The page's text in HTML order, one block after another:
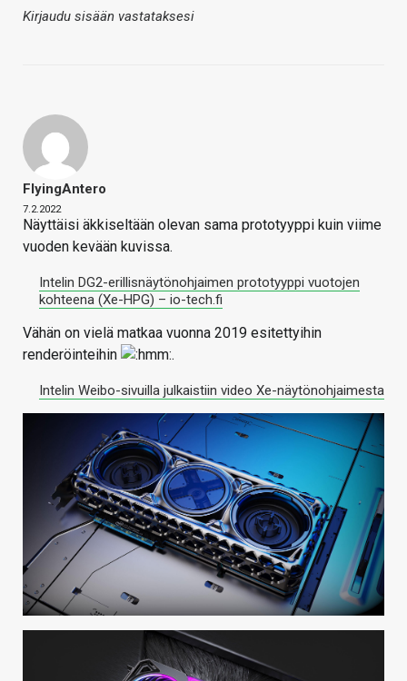
Kirjaudu sisään vastataksesi
FlyingAntero
7.2.2022
Näyttäisi äkkiseltään olevan sama prototyyppi kuin viime
vuoden kevään kuvissa.
Intelin DG2-erillisnäytönohjaimen prototyyppi vuotojen
kohteena (Xe-HPG) – io-tech.fi
Vähän on vielä matkaa vuonna 2019 esitettyihin
renderöinteihin
.
Intelin Weibo-sivuilla julkaistiin video Xe-näytönohjaimesta